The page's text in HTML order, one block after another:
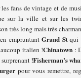
fans de vintage et de
sur la ville et sur les
très long mais très
empruntantGrand Stqui
italien !Chinatown :
!Fisherman’s
pour vous remettre,